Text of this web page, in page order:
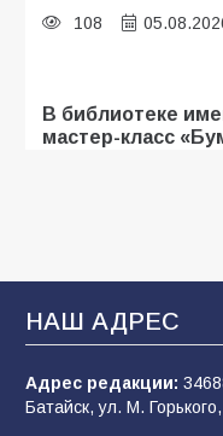
108
В библиотеке
мастер-класс
«Мобилизация
деле происходит
2026 года
НАШ АДРЕС
Адрес редакции:
Батайск, ул. М.